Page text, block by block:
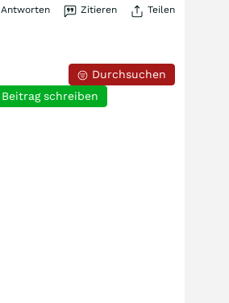
Antworten Zitieren Teilen
Durchsuchen
Beitrag schreiben